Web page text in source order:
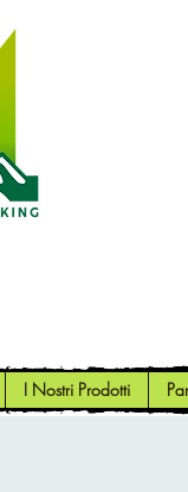
I Nostri Prodotti